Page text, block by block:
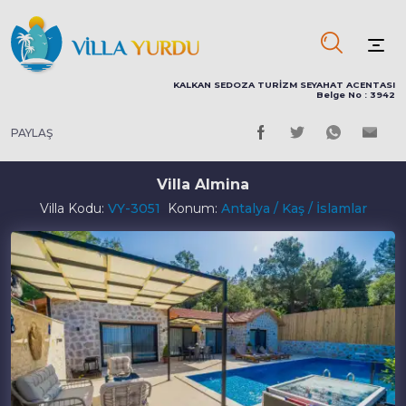
KALKAN SEDOZA TURİZM SEYAHAT ACENTASI
Belge No : 3942
PAYLAŞ
Villa Almina
Villa Kodu: VY-3051 Konum: Antalya / Kaş / İslamlar